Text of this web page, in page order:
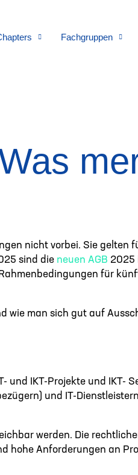
Fachgruppen
nicht vorbei. Sie gelten
sind die neuen AGB 2025
für
wie man sich gut auf
und IKT-Projekte und IKT-
und IT-
werden. Die
hohe Anforderungen an